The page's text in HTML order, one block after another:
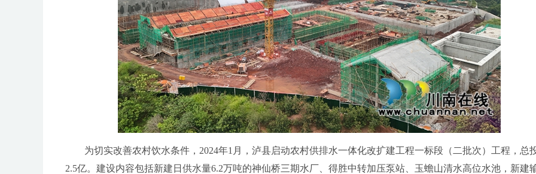
为切实改善农村饮水条件，2024年1月，泸县启动农村供排水一体化改扩建工程一标段（二批次）工程，总
2.5亿。建设内容包括新建日供水量6.2万吨的神仙桥三期水厂、得胜中转加压泵站、玉蟾山清水高位水池，新建